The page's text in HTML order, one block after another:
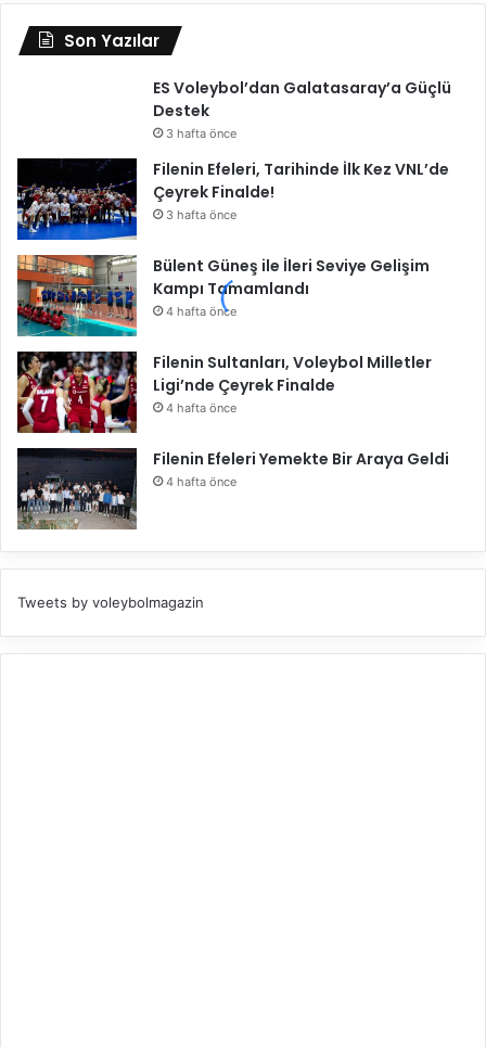
Son Yazılar
ES Voleybol’dan Galatasaray’a Güçlü
Destek
3 hafta önce
Filenin Efeleri, Tarihinde İlk Kez VNL’de
Çeyrek Finalde!
3 hafta önce
Bülent Güneş ile İleri Seviye Gelişim
Kampı Tamamlandı
4 hafta önce
Filenin Sultanları, Voleybol Milletler
Ligi’nde Çeyrek Finalde
4 hafta önce
Filenin Efeleri Yemekte Bir Araya Geldi
4 hafta önce
Tweets by voleybolmagazin